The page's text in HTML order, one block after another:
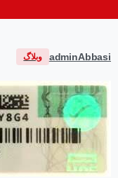
adminAbbasi وبلاگ